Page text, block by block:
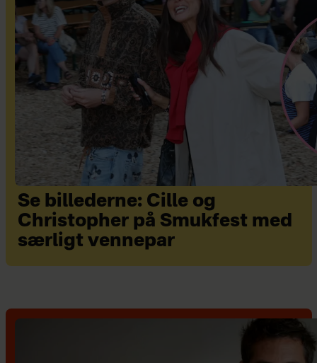
Se billederne: Cille og
Christopher på Smukfest med
særligt vennepar